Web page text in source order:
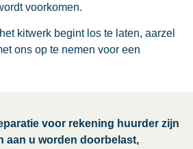
voorkomen.
kitwerk begint los te laten, aarzel
ons op te nemen voor een
voor rekening huurder zijn
aan u worden doorbelast,